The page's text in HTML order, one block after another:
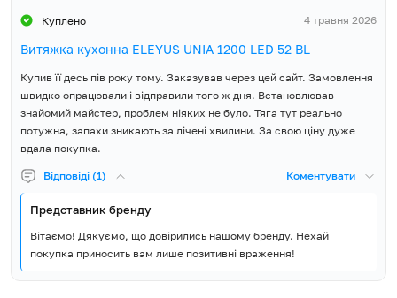
Куплено 4 травня 2026
Витяжка кухонна ELEYUS UNIA 1200 LED 52 BL
Купив її десь пів року тому. Заказував через цей сайт. Замовлення
швидко опрацювали і відправили того ж дня. Встановлював
знайомий майстер, проблем ніяких не було. Тяга тут реально
потужна, запахи зникають за лічені хвилини. За свою ціну дуже
вдала покупка.
Відповіді (1) Коментувати
Представник бренду
Вітаємо! Дякуємо, що довірились нашому бренду. Нехай
покупка приносить вам лише позитивні враження!